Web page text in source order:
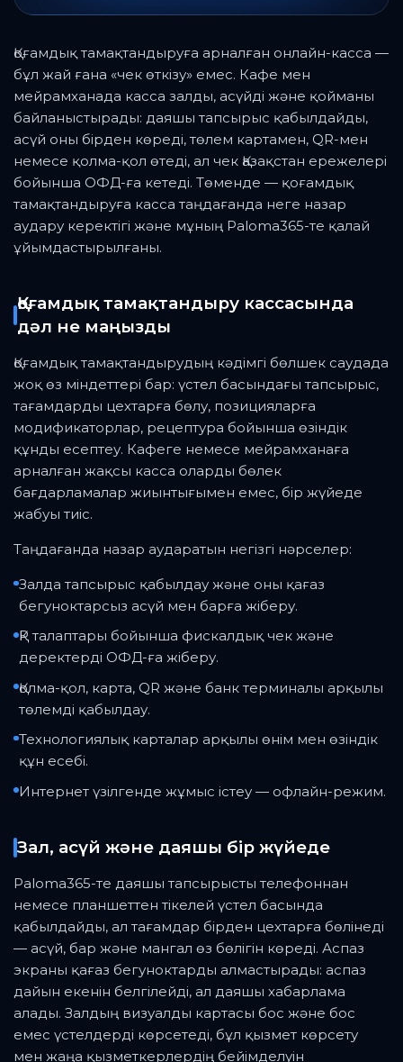
Қоғамдық тамақтандыруға арналған онлайн-касса —
бұл жай ғана «чек өткізу» емес. Кафе мен
мейрамханада касса залды, асүйді және қойманы
байланыстырады: даяшы тапсырыс қабылдайды,
асүй оны бірден көреді, төлем картамен, QR-мен
немесе қолма-қол өтеді, ал чек Қазақстан ережелері
бойынша ОФД-ға кетеді. Төменде — қоғамдық
тамақтандыруға касса таңдағанда неге назар
аудару керектігі және мұның Paloma365-те қалай
ұйымдастырылғаны.
Қоғамдық тамақтандыру кассасында
дәл не маңызды
Қоғамдық тамақтандырудың кәдімгі бөлшек саудада
жоқ өз міндеттері бар: үстел басындағы тапсырыс,
тағамдарды цехтарға бөлу, позицияларға
модификаторлар, рецептура бойынша өзіндік
құнды есептеу. Кафеге немесе мейрамханаға
арналған жақсы касса оларды бөлек
бағдарламалар жиынтығымен емес, бір жүйеде
жабуы тиіс.
Таңдағанда назар аударатын негізгі нәрселер:
Залда тапсырыс қабылдау және оны қағаз
бегуноктарсыз асүй мен барға жіберу.
ҚР талаптары бойынша фискалдық чек және
деректерді ОФД-ға жіберу.
Қолма-қол, карта, QR және банк терминалы арқылы
төлемді қабылдау.
Технологиялық карталар арқылы өнім мен өзіндік
құн есебі.
Интернет үзілгенде жұмыс істеу — офлайн-режим.
Зал, асүй және даяшы бір жүйеде
Paloma365-те даяшы тапсырысты телефоннан
немесе планшеттен тікелей үстел басында
қабылдайды, ал тағамдар бірден цехтарға бөлінеді
— асүй, бар және мангал өз бөлігін көреді. Аспаз
экраны қағаз бегуноктарды алмастырады: аспаз
дайын екенін белгілейді, ал даяшы хабарлама
алады. Залдың визуалды картасы бос және бос
емес үстелдерді көрсетеді, бұл қызмет көрсету
мен жаңа қызметкерлердің бейімделуін